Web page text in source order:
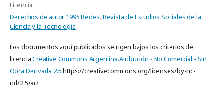
Licencia
Derechos de autor 1996 Redes. Revista de Estudios Sociales de la
Ciencia y la Tecnología
Los documentos aquí publicados se rigen bajos los criterios de
licencia Creative Commons Argentina.Atribución - No Comercial - Sin
Obra Derivada 2.5 https://creativecommons.org/licenses/by-nc-
nd/2.5/ar/